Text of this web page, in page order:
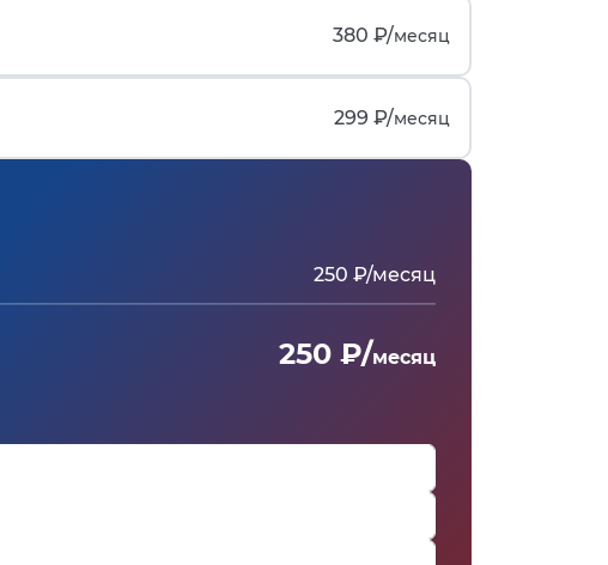
380 ₽/месяц
299 ₽/месяц
250 ₽/месяц
250 ₽/месяц